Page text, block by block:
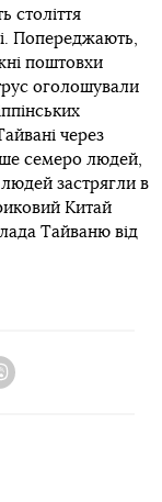
століття
Попереджають,
поштовхи
оголошували
через
семеро людей,
людей застрягли в
Китай
Тайваню від